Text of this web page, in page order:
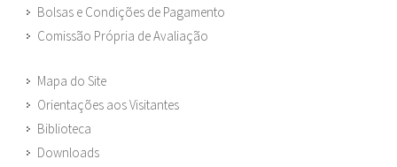
Bolsas e Condições de Pagamento
Comissão Própria de Avaliação
Mapa do Site
Orientações aos Visitantes
Biblioteca
Downloads